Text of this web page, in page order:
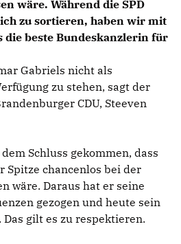
SPENDEN
werden
wäre. Während die SPD
zu sortieren, haben wir mit
die beste Bundeskanzlerin für
Gabriels nicht als
zu stehen, sagt der
CDU, Steeven
Schluss gekommen, dass
Spitze chancenlos bei der
wäre. Daraus hat er seine
gezogen und heute sein
gilt es zu respektieren.